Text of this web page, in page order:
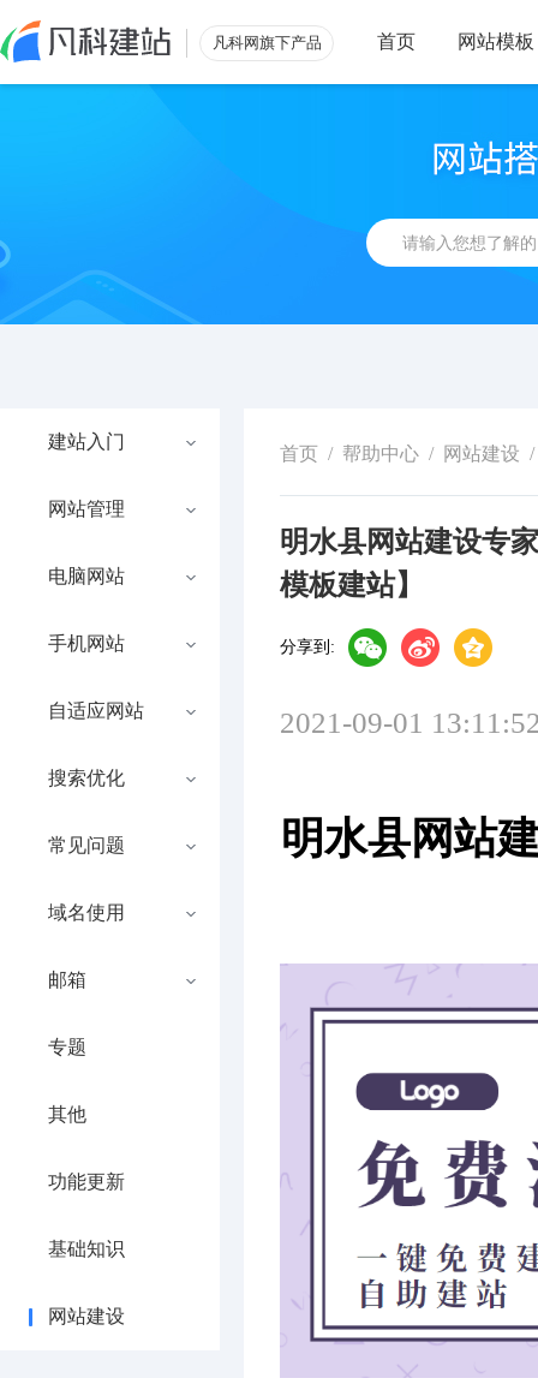
凡科网旗下产品 首页 网站模板
建站入门
网站管理
电脑网站
手机网站
自适应网站
搜索优化
常见问题
域名使用
邮箱
专题
其他
功能更新
基础知识
网站建设
首页 / 帮助中心 / 网站建设 /
明水县网站建设专
模板建站】
分享到:
2021-09-01
明水县网站